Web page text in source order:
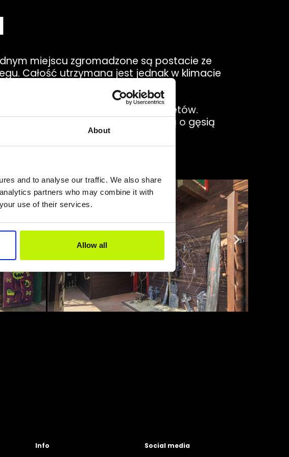
About
and to analyse our traffic. We also share
partners who may combine it with
use of their services.
Allow all
miejscu zgromadzone są postacie ze
Całość utrzymana jest jednak w klimacie
wampirów, czarownic czy szkieletów.
tworzy atmosferę przyprawiającą o gęsią
Info Social media